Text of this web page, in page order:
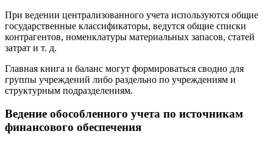
При ведении централизованного учета используются общие
государственные классификаторы, ведутся общие списки
контрагентов, номенклатуры материальных запасов, статей
затрат и т. д.
Главная книга и баланс могут формироваться сводно для
группы учреждений либо раздельно по учреждениям и
структурным подразделениям.
Ведение обособленного учета по источникам
финансового обеспечения